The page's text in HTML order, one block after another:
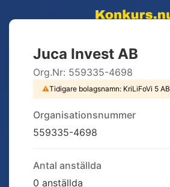
Juca Invest AB
Org.Nr: 559335-4698
⚠Tidigare bolagsnamn: KriLiFoVi 5 AB
Organisationsnummer
559335-4698
Antal anställda
0 anställda